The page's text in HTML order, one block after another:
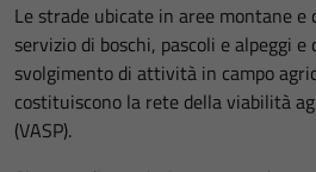
Le strade ubicate in aree montane e
servizio di boschi, pascoli e alpeggi
svolgimento di attività in campo
costituiscono la rete della viabilità
(VASP).